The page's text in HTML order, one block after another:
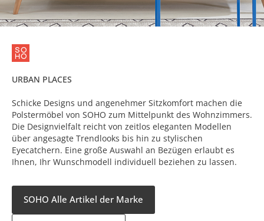
URBAN PLACES
Schicke Designs und angenehmer Sitzkomfort machen die
Polstermöbel von SOHO zum Mittelpunkt des Wohnzimmers.
Die Designvielfalt reicht von zeitlos eleganten Modellen
über angesagte Trendlooks bis hin zu stylischen
Eyecatchern. Eine große Auswahl an Bezügen erlaubt es
Ihnen, Ihr Wunschmodell individuell beziehen zu lassen.
SOHO Alle Artikel der Marke